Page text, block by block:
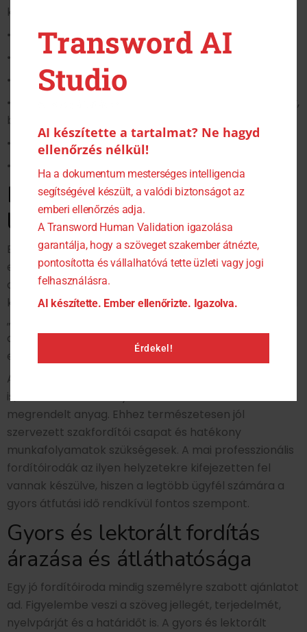
következő területeken:
• jogi és szerződéses dokumentumok
• pénzügyi kimutatások, éves beszámolók, számlák
• orvosi dokumentumok, leletek, diagnózisok
• okmányok: anyakönyvi kivonat, erkölcsi bizonyítvány,
bizonyítvány, diploma
• műszaki leírások, kezelési útmutatók
• weboldalak, reklámszövegek, marketinganyagok
Expressz jellegű gyors és
lektorált fordítás
Ezekben az esetekben a gyorsaság sokszor
elengedhetetlen – de ugyanígy a pontosság is. Egy
apró hiba vagy félrefordítás komoly
következményekkel járhat. Ezért a lektorálás egyfajta
„minőségbiztosítás”, amely garantálja, hogy a
dokumentum a célnyelvben úgy hangzik, mintha
eredetileg is azon a nyelven írták volna.
A gyors fordítás lehet azonban expressz szolgáltatás
is, amikor akár néhány órán belül elkészül a
megrendelt anyag. Ehhez természetesen jól
szervezett szakfordítói csapat és hatékony
munkafolyamatok szükségesek. A mai professzionális
fordítóirodák az ilyen helyzetekre kifejezetten fel
vannak készülve, hiszen a legtöbb ügyfél számára a
gyors átfutási idő rendkívül fontos szempont.
Gyors és lektorált fordítás
árazása és átláthatósága
Egy jó fordítóiroda mindig személyre szabott ajánlatot
ad. Figyelembe veszi a szöveg jellegét, terjedelmét,
nyelvpárját és a határidőt is. A gyors és lektorált
Transword AI
Studio
AI készítette a tartalmat? Ne hagyd
ellenőrzés nélkül!
Ha a dokumentum mesterséges intelligencia
segítségével készült, a valódi biztonságot az
emberi ellenőrzés adja.
A Transword Human Validation igazolása
garantálja, hogy a szöveget szakember átnézte,
pontosította és vállalhatóvá tette üzleti vagy jogi
felhasználásra.
AI készítette. Ember ellenőrizte. Igazolva.
Érdekel!